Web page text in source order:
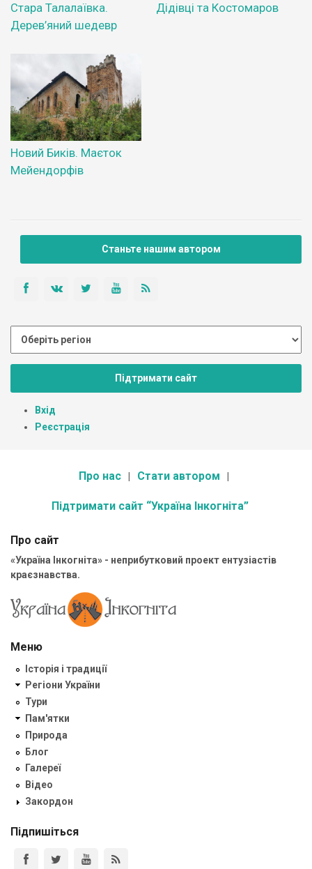
Стара Талалаївка.
Дерев’яний шедевр
Дідівці та Костомаров
Новий Биків. Маєток
Мейендорфів
Станьте нашим автором
Підтримати сайт
Вхід
Реєстрація
Про нас Стати автором
Підтримати сайт “Україна Інкогніта”
Про сайт
«Україна Інкогніта» - неприбутковий проект ентузіастів
краєзнавства.
Меню
Історія і традиції
Регіони України
Тури
Пам'ятки
Природа
Блог
Галереї
Відео
Закордон
Підпишіться